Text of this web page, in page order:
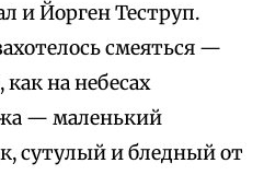
и Йорген Теструп.
смеяться —
как на небесах
— маленький
сутулый и бледный от